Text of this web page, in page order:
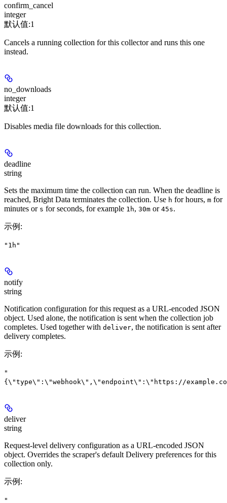
confirm_cancel
integer
默认值:1
Cancels a running collection for this collector and runs this one
instead.
no_downloads
integer
默认值:1
Disables media file downloads for this collection.
deadline
string
Sets the maximum time the collection can run. When the deadline is
reached, Bright Data terminates the collection. Use h for hours, m for
minutes or s for seconds, for example 1h, 30m or 45s.
示例 :
"1h"
notify
string
Notification configuration for this request as a URL-encoded JSON
object. Used alone, the notification is sent when the collection job
completes. Used together with deliver, the notification is sent after
delivery completes.
示例 :
"
{\"type\":\"webhook\",\"endpoint\":\"https://
deliver
string
Request-level delivery configuration as a URL-encoded JSON
object. Overrides the scraper's default Delivery preferences for this
collection only.
示例 :
"